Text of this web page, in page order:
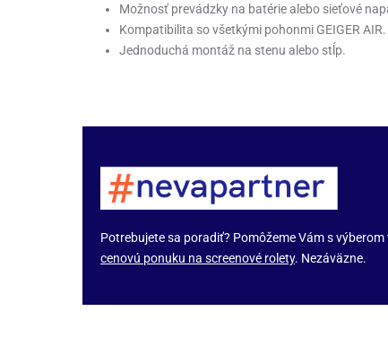
Možnosť prevádzky na batérie alebo sieťové
Kompatibilita so všetkými pohonmi GEIGER AIR.
Jednoduchá montáž na stenu alebo stĺp.
Potrebujete sa poradiť? Pomôžeme Vám s
cenovú ponuku na screenové rolety. Nezáväzne.